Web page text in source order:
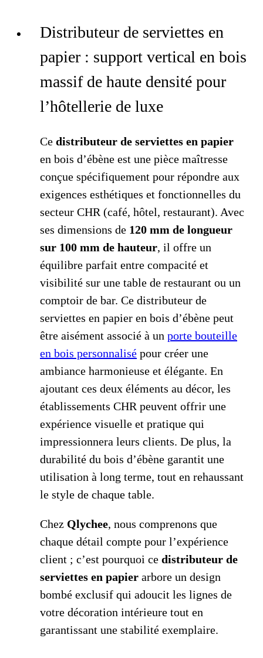
Distributeur de serviettes en
papier : support vertical en bois
massif de haute densité pour
l’hôtellerie de luxe
Ce distributeur de serviettes en papier
en bois d’ébène est une pièce maîtresse
conçue spécifiquement pour répondre aux
exigences esthétiques et fonctionnelles du
secteur CHR (café, hôtel, restaurant). Avec
ses dimensions de 120 mm de longueur
sur 100 mm de hauteur, il offre un
équilibre parfait entre compacité et
visibilité sur une table de restaurant ou un
comptoir de bar. Ce distributeur de
serviettes en papier en bois d’ébène peut
être aisément associé à un porte bouteille
en bois personnalisé pour créer une
ambiance harmonieuse et élégante. En
ajoutant ces deux éléments au décor, les
établissements CHR peuvent offrir une
expérience visuelle et pratique qui
impressionnera leurs clients. De plus, la
durabilité du bois d’ébène garantit une
utilisation à long terme, tout en rehaussant
le style de chaque table.
Chez Qlychee, nous comprenons que
chaque détail compte pour l’expérience
client ; c’est pourquoi ce distributeur de
serviettes en papier arbore un design
bombé exclusif qui adoucit les lignes de
votre décoration intérieure tout en
garantissant une stabilité exemplaire.